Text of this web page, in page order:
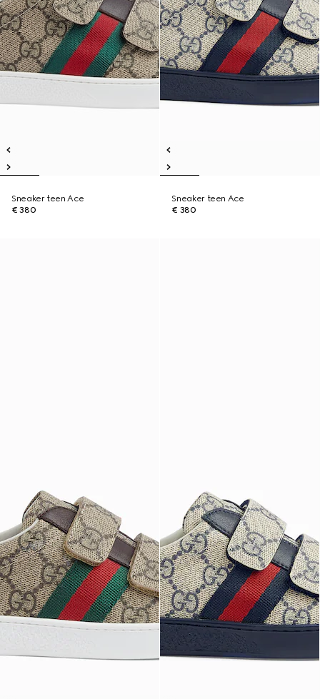
Sneaker teen Ace
€ 380
Sneaker teen Ace
€ 380